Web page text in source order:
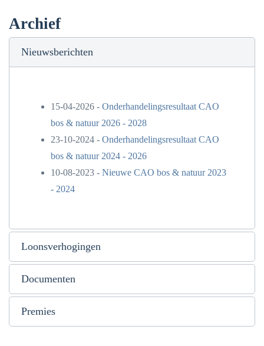
Archief
Nieuwsberichten
15-04-2026 - Onderhandelingsresultaat CAO
bos & natuur 2026 - 2028
23-10-2024 - Onderhandelingsresultaat CAO
bos & natuur 2024 - 2026
10-08-2023 - Nieuwe CAO bos & natuur 2023
- 2024
Loonsverhogingen
Documenten
Premies